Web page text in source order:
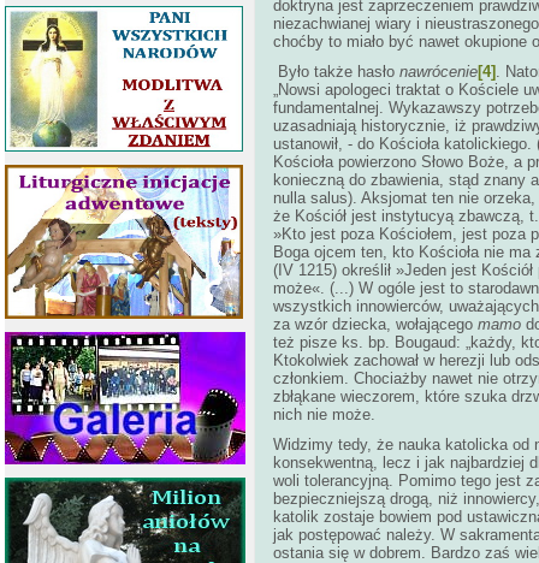
doktryna jest zaprzeczeniem
niezachwianej wiary i
choćby to miało być nawet okupione
Było także hasło nawrócenie[4] .
„Nowsi apologeci traktat o Kościele
fundamentalnej. Wykazawszy
uzasadniają historycznie, iż
ustanowił, - do Kościoła
Kościoła powierzono Słowo Boże,
konieczną do zbawienia, stąd znany
nulla salus). Aksjomat ten nie
że Kościół jest instytucyą zbawczą,
»Kto jest poza Kościołem, jest poza
Boga ojcem ten, kto Kościoła nie
(IV 1215) określił »Jeden jest
może«. (...) W ogóle jest to
wszystkich innowierców,
za wzór dziecka, wołającego mamo
też pisze ks. bp. Bougaud: „każdy,
Ktokolwiek zachował w herezji lub
członkiem. Chociażby nawet nie
zbłąkane wieczorem, które szuka
nich nie może.
Widzimy tedy, że nauka katolicka od
konsekwentną, lecz i jak najbardziej
woli tolerancyjną. Pomimo tego jest
bezpieczniejszą drogą, niż
katolik zostaje bowiem pod
jak postępować należy. W
ostania się w dobrem. Bardzo zaś